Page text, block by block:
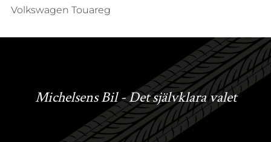
Volkswagen Touareg
Michelsens Bil - Det självklara valet